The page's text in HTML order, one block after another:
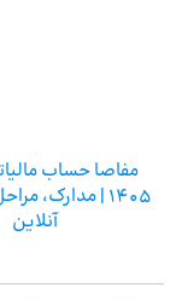
مفاصا حساب
1405 | مدارک،
آنلاین